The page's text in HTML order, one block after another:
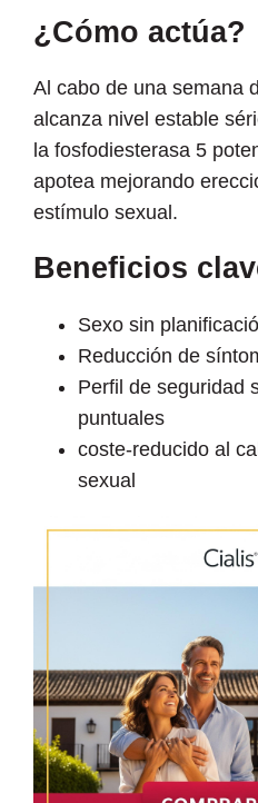
¿Cómo actúa?
Al cabo de una semana
alcanza nivel estable
la fosfodiesterasa 5
apotea mejorando
estímulo sexual.
Beneficios
Sexo sin
Reducción de
Perfil de seguridad
puntuales
coste-reducido al
sexual